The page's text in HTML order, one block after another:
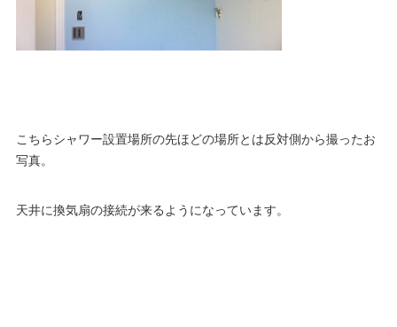
こちらシャワー設置場所の先ほどの場所とは反対側から撮ったお
写真。
天井に換気扇の接続が来るようになっています。